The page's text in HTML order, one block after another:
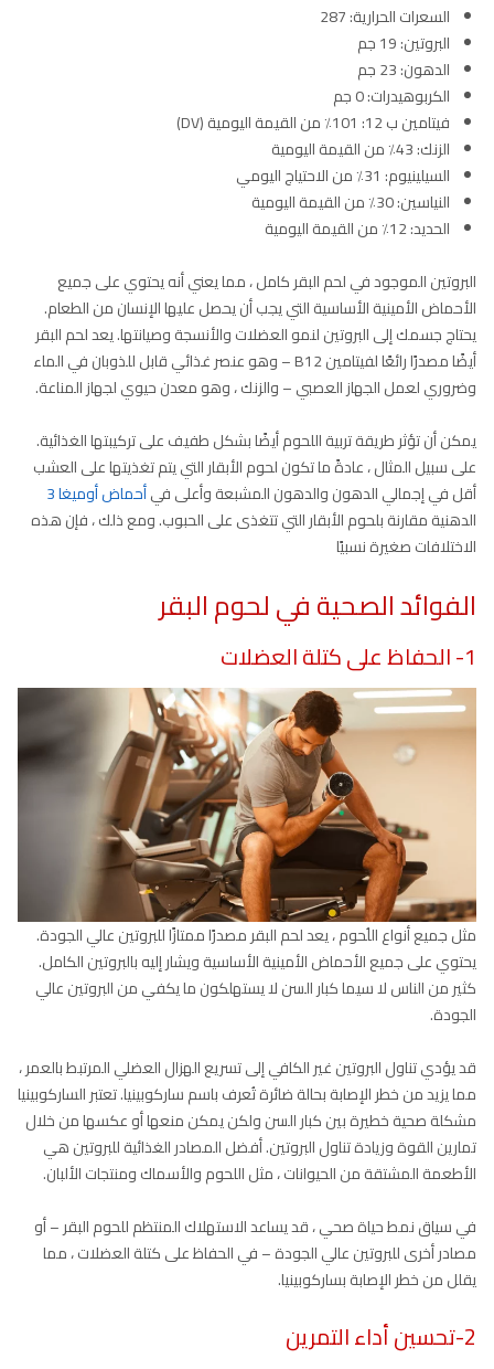
السعرات الحرارية: 287
البروتين: 19 جم
الدهون: 23 جم
الكربوهيدرات: 0 جم
فيتامين ب 12: 101٪ من القيمة اليومية (DV)
الزنك: 43٪ من القيمة اليومية
السيلينيوم: 31٪ من الاحتياج اليومي
النياسين: 30٪ من القيمة اليومية
الحديد: 12٪ من القيمة اليومية
البروتين الموجود في لحم البقر كامل ، مما يعني أنه يحتوي على جميع
الأحماض الأمينية الأساسية التي يجب أن يحصل عليها الإنسان من الطعام.
يحتاج جسمك إلى البروتين لنمو العضلات والأنسجة وصيانتها. يعد لحم البقر
أيضًا مصدرًا رائعًا لفيتامين B12 – وهو عنصر غذائي قابل للذوبان في الماء
وضروري لعمل الجهاز العصبي – والزنك ، وهو معدن حيوي لجهاز المناعة.
يمكن أن تؤثر طريقة تربية اللحوم أيضًا بشكل طفيف على تركيبتها الغذائية.
على سبيل المثال ، عادةً ما تكون لحوم الأبقار التي يتم تغذيتها على العشب
أقل في إجمالي الدهون والدهون المشبعة وأعلى فيأحماض أوميغا 3
الدهنية مقارنة بلحوم الأبقار التي تتغذى على الحبوب. ومع ذلك ، فإن هذه
الاختلافات صغيرة نسبيًا
الفوائد الصحية في لحوم البقر
1- الحفاظ على كتلة العضلات
مثل جميع أنواع اللُحوم ، يعد لحم البقر مصدرًا ممتازًا للبروتين عالي الجودة.
يحتوي على جميع الأحماض الأمينية الأساسية ويشار إليه بالبروتين الكامل.
كثير من الناس لا سيما كبار السن لا يستهلكون ما يكفي من البروتين عالي
الجودة.
قد يؤدي تناول البروتين غير الكافي إلى تسريع الهزال العضلي المرتبط بالعمر ،
مما يزيد من خطر الإصابة بحالة ضائرة تُعرف باسم ساركوبينيا. تعتبر الساركوبينيا
مشكلة صحية خطيرة بين كبار السن ولكن يمكن منعها أو عكسها من خلال
تمارين القوة وزيادة تناول البروتين. أفضل المصادر الغذائية للبروتين هي
الأطعمة المشتقة من الحيوانات ، مثل اللحوم والأسماك ومنتجات الألبان.
في سياق نمط حياة صحي ، قد يساعد الاستهلاك المنتظم للحوم البقر – أو
مصادر أخرى للبروتين عالي الجودة – في الحفاظ على كتلة العضلات ، مما
يقلل من خطر الإصابة بساركوبينيا.
2-تحسين أداء التمرين